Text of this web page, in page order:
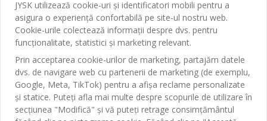
Birou
Sufragerie
Bucătărie
Depozitare
Perdele
Contact Relații Clienți
Magazine și program
Broșură
Termeni si conditii vânzări online
Garantia prețului
JYSK
Despre JYSK
JYSK.com
Presă
SEDIU CENTRAL
TAROL-DD S.R.L. str. Jubiliara, 41A mun. Chișinău, Republica
Moldova
JYSK RELAȚII CLIENȚI
Contact Relații Clienți
Urmărește Jysk
JYSK utilizează cookie-uri și identificatori mobili pentru a
asigura o experiență confortabilă pe site-ul nostru web.
Cookie-urile colectează informații despre dvs. pentru
funcționalitate, statistici și marketing relevant.
Prin acceptarea cookie-urilor de marketing, partajăm datele
dvs. de navigare web cu partenerii de marketing (de exemplu,
Google, Meta, TikTok) pentru a afișa reclame personalizate
și statice. Puteți afla mai multe despre scopurile de utilizare în
secțiunea "Modifică" și vă puteți retrage consimțământul